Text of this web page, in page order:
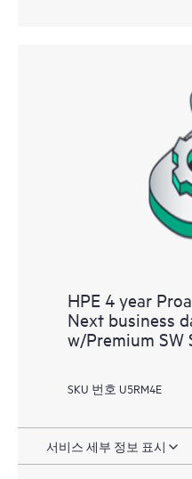
HPE 4 year
Next business
w/Premium SW
SKU 번호 U5RM4E
서비스 세부 정보 표시